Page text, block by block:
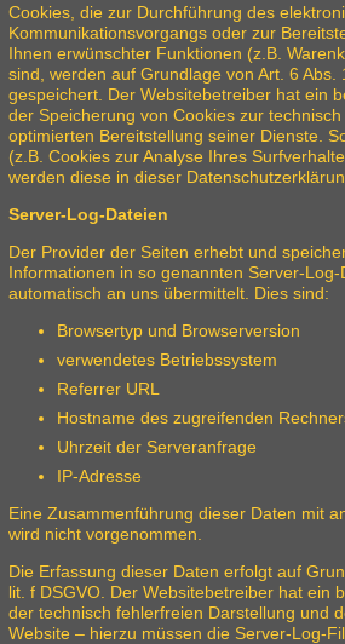
Cookies, die zur Durchführung des
Kommunikationsvorgangs oder zur
Ihnen erwünschter Funktionen (z.B.
sind, werden auf Grundlage von Art. 6 Abs.
gespeichert. Der Websitebetreiber hat ein
der Speicherung von Cookies zur
optimierten Bereitstellung seiner Dienste.
(z.B. Cookies zur Analyse Ihres
werden diese in dieser
Server-Log-Dateien
Der Provider der Seiten erhebt und
Informationen in so genannten Server-
automatisch an uns übermittelt. Dies sind:
Browsertyp und Browserversion
verwendetes Betriebssystem
Referrer URL
Hostname des zugreifenden
Uhrzeit der Serveranfrage
IP-Adresse
Eine Zusammenführung dieser Daten mit
wird nicht vorgenommen.
Die Erfassung dieser Daten erfolgt auf
lit. f DSGVO. Der Websitebetreiber hat ein
der technisch fehlerfreien Darstellung und
Website – hierzu müssen die Server-Log-